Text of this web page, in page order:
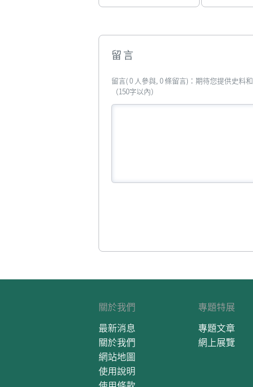
型居屋
留言
留言( 0 人參與, 0 條留言)：期待您提供史料
（150字以內）
關於我們
最新消息
關於我們
網站地圖
使用說明
專題特展
專題文章
網上展覽